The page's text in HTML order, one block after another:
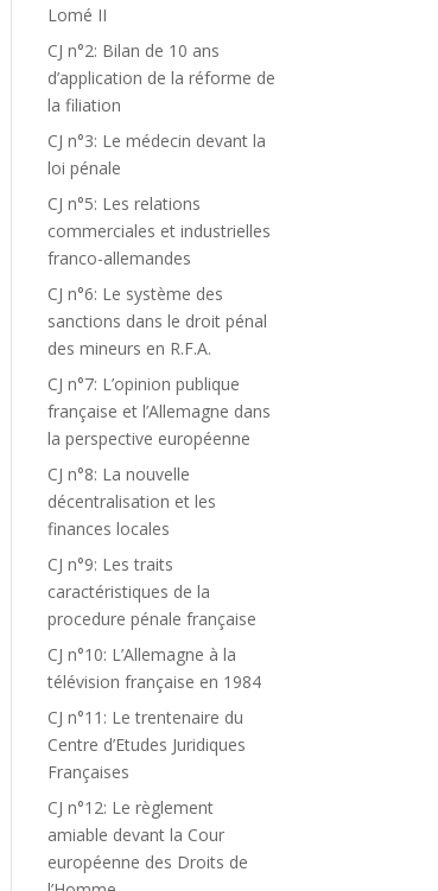
Lomé II
CJ n°2: Bilan de 10 ans
d’application de la réforme de
la filiation
CJ n°3: Le médecin devant la
loi pénale
CJ n°5: Les relations
commerciales et industrielles
franco-allemandes
CJ n°6: Le système des
sanctions dans le droit pénal
des mineurs en R.F.A.
CJ n°7: L’opinion publique
française et l’Allemagne dans
la perspective européenne
CJ n°8: La nouvelle
décentralisation et les
finances locales
CJ n°9: Les traits
caractéristiques de la
procedure pénale française
CJ n°10: L’Allemagne à la
télévision française en 1984
CJ n°11: Le trentenaire du
Centre d’Etudes Juridiques
Françaises
CJ n°12: Le règlement
amiable devant la Cour
européenne des Droits de